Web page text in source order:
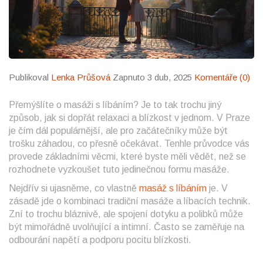
Publikoval Lenka Průšová Zapnuto 3 dub, 2025 Komentáře (0)
Přemýšlíte o masáži s líbáním? Je to tak trochu jiný
způsob, jak si dopřát relaxaci a blízkost v jednom. V Praze
je čím dál populárnější, ale pro začátečníky může být
trošku záhadou, co přesně očekávat. Tenhle průvodce vás
provede základními věcmi, které byste měli vědět, než se
rozhodnete vyzkoušet tuto jedinečnou formu masáže.
Nejdřív si ujasněme, co vlastně masáž s líbáním je. V
zásadě jde o kombinaci tradiční masáže a líbacích technik.
Zní to trochu bláznivě, ale spojení dotyku a polibků může
být mimořádně uvolňující a intimní. Často se zaměřuje na
odbourání napětí a podporu pocitu blízkosti.